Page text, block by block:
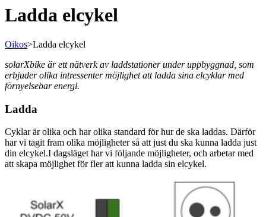
Ladda elcykel
Oikos>Ladda elcykel
solarXbike är ett nätverk av laddstationer under uppbyggnad, som
erbjuder olika intressenter möjlighet att ladda sina elcyklar med
förnyelsebar energi.
Ladda
Cyklar är olika och har olika standard för hur de ska laddas. Därför
har vi tagit fram olika möjligheter så att just du ska kunna ladda just
din elcykel.I dagsläget har vi följande möjligheter, och arbetar med
att skapa möjlighet för fler att kunna ladda sin elcykel.